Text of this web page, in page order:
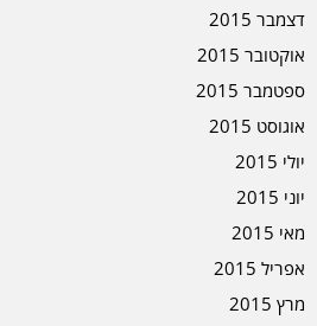
דצמבר 2015
אוקטובר 2015
ספטמבר 2015
אוגוסט 2015
יולי 2015
יוני 2015
מאי 2015
אפריל 2015
מרץ 2015